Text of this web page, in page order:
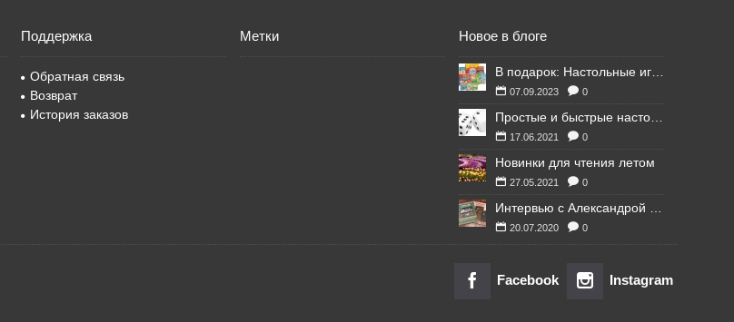
Поддержка
Обратная связь
Возврат
История заказов
Метки Новое в блоге
В подарок: Настольные игры для Ваших британских друзей
07.09.2023 0
Простые и быстрые настольные игры
17.06.2021 0
Новинки для чтения летом
27.05.2021 0
Интервью с Александрой Литвиной
20.07.2020 0
Facebook Instagram